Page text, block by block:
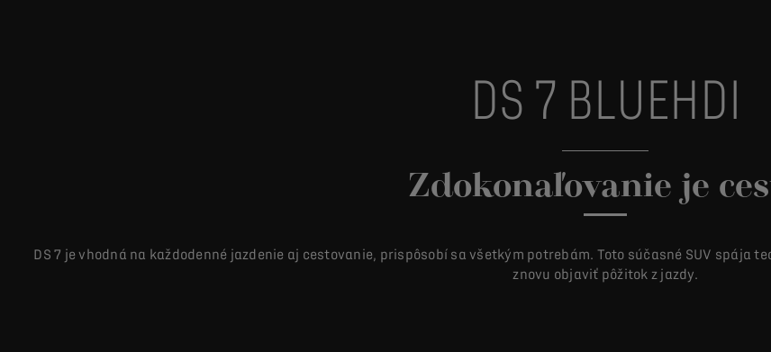
DS 7 BLUEHDI
Zdokonaľovanie je
DS 7 je vhodná na každodenné jazdenie aj cestovanie, prispôsobí sa všetkým potrebám. Toto súčasné SUV spája
znovu objaviť pôžitok z jazdy.